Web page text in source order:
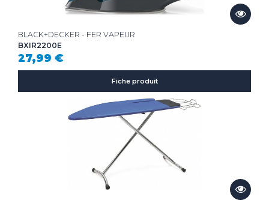
BLACK+DECKER - FER VAPEUR
BXIR2200E
27,99 €
Fiche produit